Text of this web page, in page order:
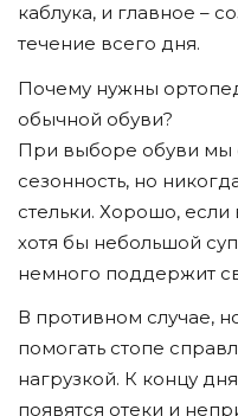
каблука, и главное –
течение всего дня.
Почему нужны
обычной обуви?
При выборе обуви мы
сезонность, но
стельки. Хорошо,
хотя бы небольшой
немного поддержит
В противном случае,
помогать стопе
нагрузкой. К концу
появятся отеки и